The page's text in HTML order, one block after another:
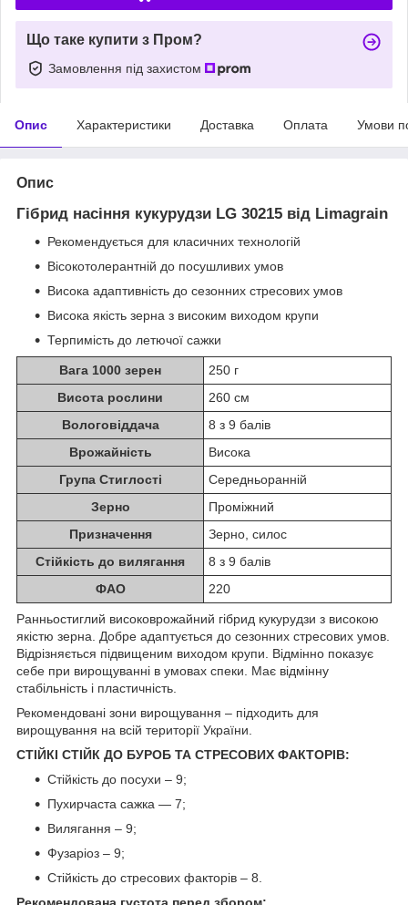
Що таке купити з Пром?
Замовлення під захистом
Опис Характеристики Доставка Оплата Умови
Опис
Гібрид насіння кукурудзи LG 30215 від Limagrain
Рекомендується для класичних технологій
Вісокотолерантній до посушливих умов
Висока адаптивність до сезонних стресових умов
Висока якість зерна з високим виходом крупи
Терпимість до летючої сажки
Вага 1000 зерен
250 г
Висота рослини
260 см
Вологовіддача
8 з 9 балів
Врожайність
Висока
Група Стиглості
Середньоранній
Зерно
Проміжний
Призначення
Зерно, силос
Стійкість до вилягання
8 з 9 балів
ФАО
220
Ранньостиглий високоврожайний гібрид кукурудзи з високою
якістю зерна. Добре адаптується до сезонних стресових умов.
Відрізняється підвищеним виходом крупи. Відмінно показує
себе при вирощуванні в умовах спеки. Має відмінну
стабільність і пластичність.
Рекомендовані зони вирощування – підходить для
вирощування на всій території України.
СТІЙКІ СТІЙК ДО БУРОБ ТА СТРЕСОВИХ ФАКТОРІВ:
Стійкість до посухи – 9;
Пухирчаста сажка — 7;
Вилягання – 9;
Фузаріоз – 9;
Стійкість до стресових факторів – 8.
Рекомендована густота перед збором: